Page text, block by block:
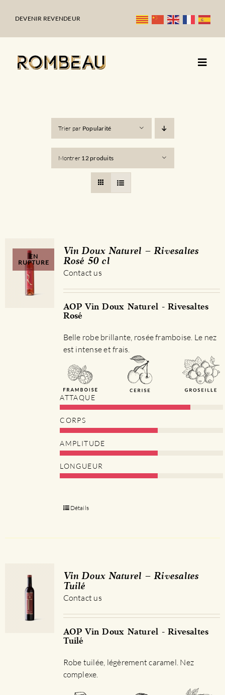
DEVENIR REVENDEUR
Trier par Popularité
Montrer 12 produits
EN
RUPTURE
Vin Doux Naturel – Rivesaltes
Rosé 50 cl
Contact us
AOP Vin Doux Naturel - Rivesaltes
Rosé
Belle robe brillante, rosée framboise. Le nez
est intense et frais.
ATTAQUE
CORPS
AMPLITUDE
LONGUEUR
Détails
Vin Doux Naturel – Rivesaltes
Tuilé
Contact us
AOP Vin Doux Naturel - Rivesaltes
Tuilé
Robe tuilée, légèrement caramel. Nez
complexe.